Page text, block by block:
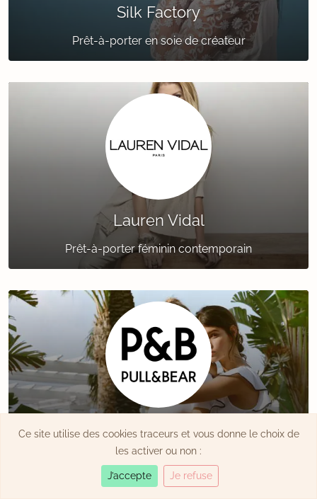
Silk Factory
Prêt-à-porter en soie de créateur
Lauren Vidal
Prêt-à-porter féminin contemporain
Pull & Bear
Prêt-à-porter urbain & moderne
Ce site utilise des cookies traceurs et vous donne le choix de
les activer ou non :
J’accepte Je refuse